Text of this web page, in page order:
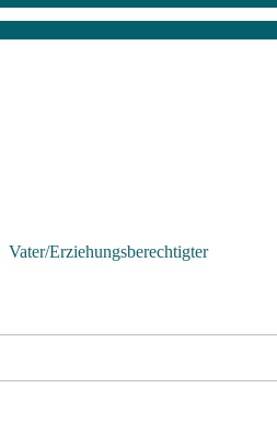
Vater/Erziehungsberechtigter